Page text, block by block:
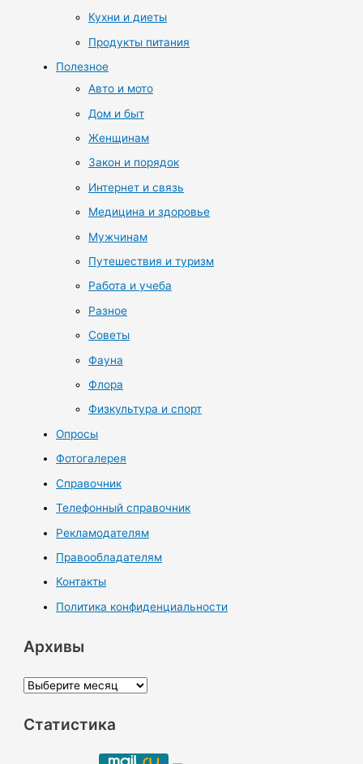
Кухни и диеты
Продукты питания
Полезное
Авто и мото
Дом и быт
Женщинам
Закон и порядок
Интернет и связь
Медицина и здоровье
Мужчинам
Путешествия и туризм
Работа и учеба
Разное
Советы
Фауна
Флора
Физкультура и спорт
Опросы
Фотогалерея
Справочник
Телефонный справочник
Рекламодателям
Правообладателям
Контакты
Политика конфиденциальности
Архивы
А
х
Статистика